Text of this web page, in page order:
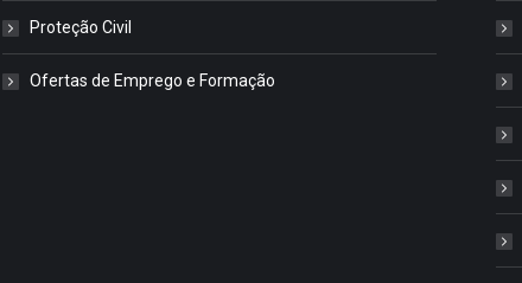
Proteção Civil
Ofertas de Emprego e Formação